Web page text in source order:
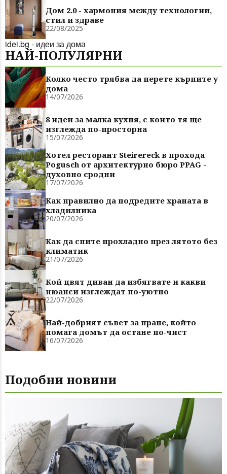
Дом 2.0 - хармония между технологии,
стил и здраве
22/08/2025
idei.bg - идеи за дома
НАЙ-ПОЛУЛЯРНИ
Колко често трябва да перете кърпите у
дома
14/07/2026
8 идеи за малка кухня, с които тя ще
изглежда по-просторна
15/07/2026
Хотел ресторант Steirereck в прохода
Pogusch от архитектурно бюро PPAG -
духовно сродни
17/07/2026
Как правилно да подредите храната в
хладилника
20/07/2026
Как да спите прохладно през лятото без
климатик
21/07/2026
Кой цвят диван да избягвате и какви
нюанси изглеждат по-уютно
22/07/2026
Най-добрият съвет за пране, който
помага домът да остане по-чист
16/07/2026
Подобни новини